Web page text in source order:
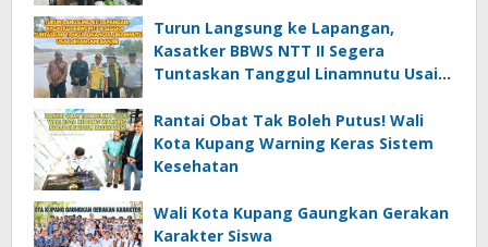
Turun Langsung ke Lapangan,
Kasatker BBWS NTT II Segera
Tuntaskan Tanggul Linamnutu Usai
Rantai Obat Tak Boleh Putus! Wali
Kota Kupang Warning Keras Sistem
Kesehatan
Wali Kota Kupang Gaungkan Gerakan
Karakter Siswa